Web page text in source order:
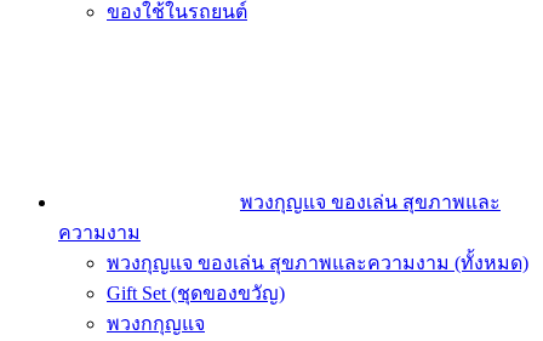
ของใช้ในรถยนต์
พวงกุญแจ ของเล่น สุขภาพและ
ความงาม
พวงกุญแจ ของเล่น สุขภาพและความงาม (ทั้งหมด)
Gift Set (ชุดของขวัญ)
พวงกกุญแจ